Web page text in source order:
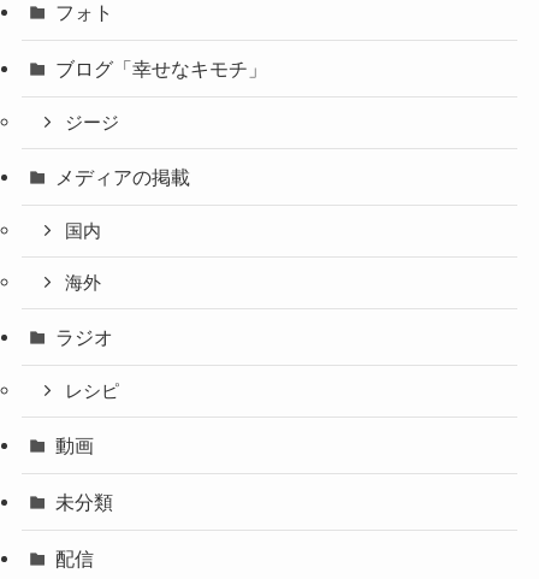
フォト
ブログ「幸せなキモチ」
ジージ
メディアの掲載
国内
海外
ラジオ
レシピ
動画
未分類
配信